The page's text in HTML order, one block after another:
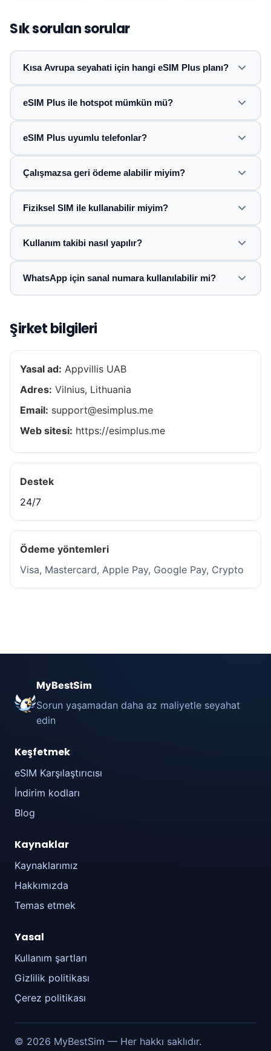
Sık sorulan sorular
Kısa Avrupa seyahati için hangi eSIM Plus planı?
eSIM Plus ile hotspot mümkün mü?
eSIM Plus uyumlu telefonlar?
Çalışmazsa geri ödeme alabilir miyim?
Fiziksel SIM ile kullanabilir miyim?
Kullanım takibi nasıl yapılır?
WhatsApp için sanal numara kullanılabilir mi?
Şirket bilgileri
Yasal ad: Appvillis UAB
Adres: Vilnius, Lithuania
Email: support@esimplus.me
Web sitesi: https://esimplus.me
Destek
24/7
Ödeme yöntemleri
Visa, Mastercard, Apple Pay, Google Pay, Crypto
MyBestSim
Sorun yaşamadan daha az maliyetle seyahat
edin
Keşfetmek
eSIM Karşılaştırıcısı
İndirim kodları
Blog
Kaynaklar
Kaynaklarımız
Hakkımızda
Temas etmek
Yasal
Kullanım şartları
Gizlilik politikası
Çerez politikası
© 2026 MyBestSim — Her hakkı saklıdır.